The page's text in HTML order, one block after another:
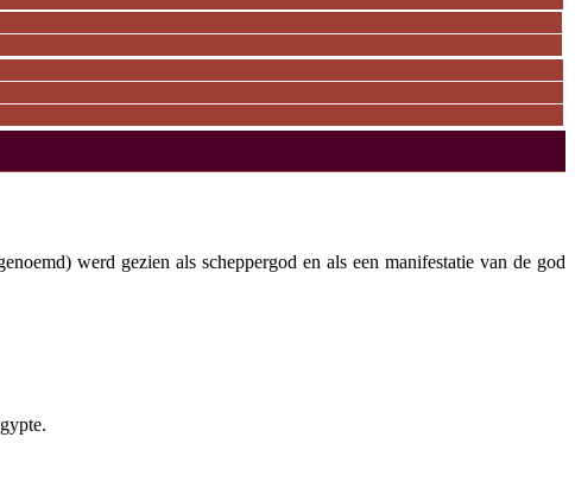
werd gezien als scheppergod en als een manifestatie van de god